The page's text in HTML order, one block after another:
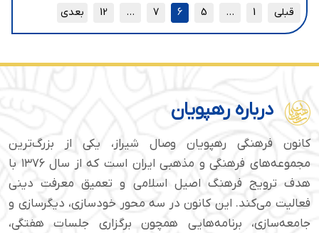
قبلی 1
…
5
6
7
…
12 بعدی
درباره رهپویان
کانون فرهنگی رهپویان وصال شیراز، یکی از بزرگ‌ترین
مجموعه‌های فرهنگی و مذهبی ایران است که از سال ۱۳۷۶ با
هدف ترویج فرهنگ اصیل اسلامی و تعمیق معرفت دینی
فعالیت می‌کند. این کانون در سه محور خودسازی، دیگرسازی و
جامعه‌سازی، برنامه‌هایی همچون برگزاری جلسات هفتگی،